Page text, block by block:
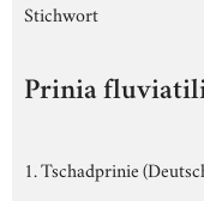
Stichwort
Prinia
1. Tschadprinie